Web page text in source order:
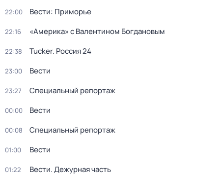
22:00 Вести: Приморье
22:16 «Америка» с Валентином Богдановым
22:38 Tucker. Россия 24
23:00 Вести
23:27 Специальный репортаж
00:00 Вести
00:08 Специальный репортаж
01:00 Вести
01:22 Вести. Дежурная часть